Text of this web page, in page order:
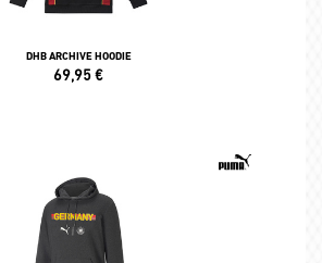
DHB ARCHIVE HOODIE
69,95€